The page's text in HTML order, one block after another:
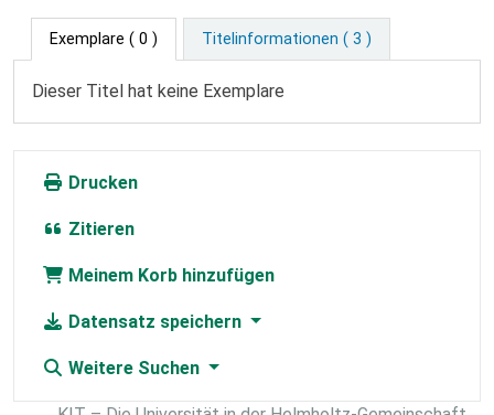
Exemplare ( 0 ) Titelinformationen ( 3 )
Dieser Titel hat keine Exemplare
Drucken
Zitieren
Meinem Korb hinzufügen
Datensatz speichern
Weitere Suchen